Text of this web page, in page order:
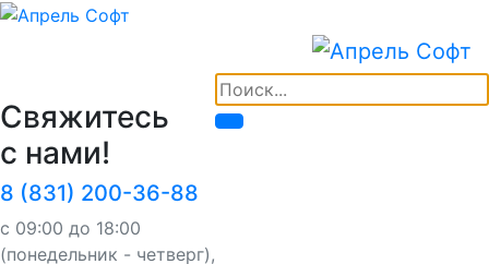
Свяжитесь
с нами!
8 (831) 200-36-88
с 09:00 до 18:00
(понедельник - четверг),